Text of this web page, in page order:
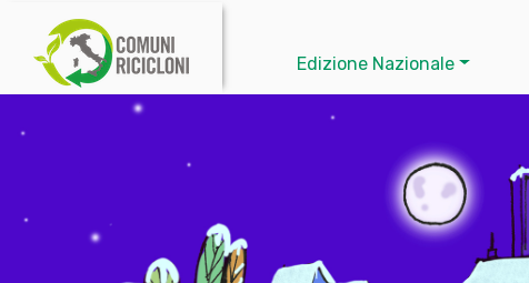
Edizione Nazionale